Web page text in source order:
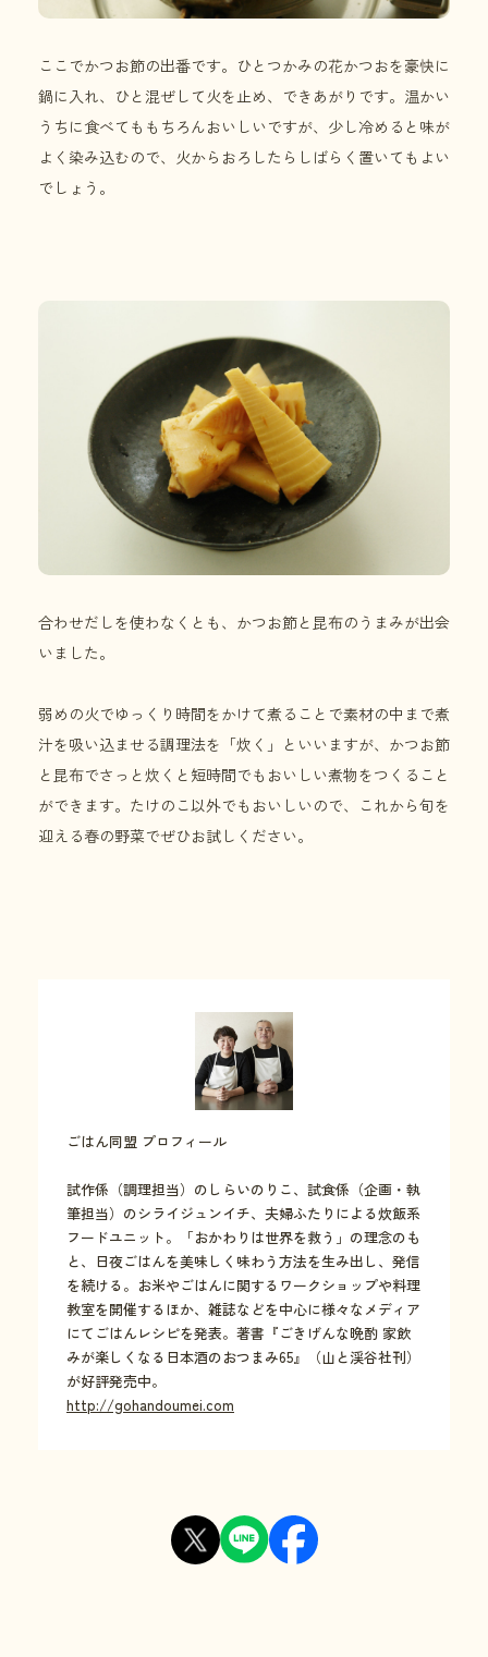
ここでかつお節の出番です。ひとつかみの花かつおを豪快に
鍋に入れ、ひと混ぜして火を止め、できあがりです。温かい
うちに食べてももちろんおいしいですが、少し冷めると味が
よく染み込むので、火からおろしたらしばらく置いてもよい
でしょう。
合わせだしを使わなくとも、かつお節と昆布のうまみが出会
いました。
弱めの火でゆっくり時間をかけて煮ることで素材の中まで煮
汁を吸い込ませる調理法を「炊く」といいますが、かつお節
と昆布でさっと炊くと短時間でもおいしい煮物をつくること
ができます。たけのこ以外でもおいしいので、これから旬を
迎える春の野菜でぜひお試しください。
ごはん同盟 プロフィール
試作係（調理担当）のしらいのりこ、試食係（企画・執
筆担当）のシライジュンイチ、夫婦ふたりによる炊飯系
フードユニット。「おかわりは世界を救う」の理念のも
と、日夜ごはんを美味しく味わう方法を生み出し、発信
を続ける。お米やごはんに関するワークショップや料理
教室を開催するほか、雑誌などを中心に様々なメディア
にてごはんレシピを発表。著書『ごきげんな晩酌 家飲
みが楽しくなる日本酒のおつまみ65』（山と渓谷社刊）
が好評発売中。
http://gohandoumei.com